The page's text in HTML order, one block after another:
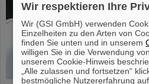
Wir respektieren Ihre
Wir (GSI GmbH) verwenden
Einzelheiten zu den Arten von
finden Sie unten und in unserem
willigen Sie in die Verwendung
unserem Cookie-Hinweis
„Alle zulassen und fortsetzen“
bestmögliche Nutzererfahrung